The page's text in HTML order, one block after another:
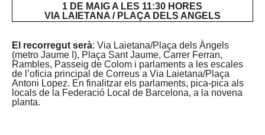
1 DE MAIG A LES 11:30 HORES
VIA LAIETANA / PLAÇA DELS ANGELS
El recorregut serà: Via Laietana/Plaça dels Àngels
(metro Jaume I), Plaça Sant Jaume, Carrer Ferran,
Rambles, Passeig de Colom i parlaments a les escales
de l’oficia principal de Correus a Via Laietana/Plaça
Antoni Lopez. En finalitzar els parlaments, pica-pica als
locals de la Federació Local de Barcelona, a la novena
planta.